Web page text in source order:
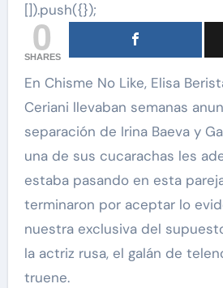
[]).push({});
0
SHARES
En Chisme No Like, Elisa Beristain y Javier
Ceriani llevaban semanas
separación de Irina Baeva y
una de sus cucarachas les
estaba pasando en esta
terminaron por aceptar lo
nuestra exclusiva del
la actriz rusa, el galán de
truene.